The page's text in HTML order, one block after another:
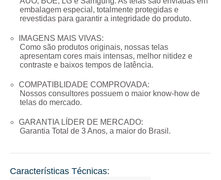
embalagem especial, totalmente protegidas e
revestidas para garantir a integridade do produto.
IMAGENS MAIS VIVAS:
Como são produtos originais, nossas telas
apresentam cores mais intensas, melhor nitidez e
contraste e baixos tempos de latência.
COMPATIBLIDADE COMPROVADA:
Nossos consultores possuem o maior know-how de
telas do mercado.
GARANTIA LÍDER DE MERCADO:
Garantia Total de 3 Anos, a maior do Brasil.
Características Técnicas: